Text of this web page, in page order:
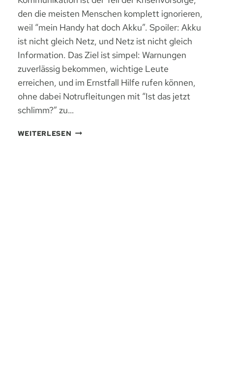
den die meisten Menschen komplett ignorieren,
weil “mein Handy hat doch Akku”. Spoiler: Akku
ist nicht gleich Netz, und Netz ist nicht gleich
Information. Das Ziel ist simpel: Warnungen
zuverlässig bekommen, wichtige Leute
erreichen, und im Ernstfall Hilfe rufen können,
ohne dabei Notrufleitungen mit “Ist das jetzt
schlimm?” zu…
WEITERLESEN KRISENVORSORGE